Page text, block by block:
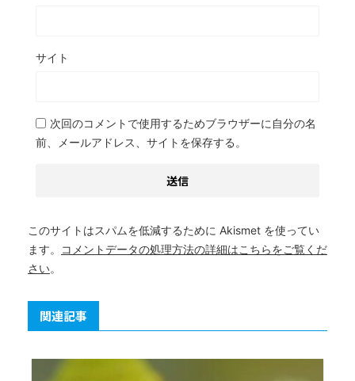
サイト
次回のコメントで使用するためブラウザーに自分の名
前、メールアドレス、サイトを保存する。
このサイトはスパムを低減するために Akismet を使ってい
ます。
コメントデータの処理方法の詳細はこちらをご覧くだ
さい。
関連記事